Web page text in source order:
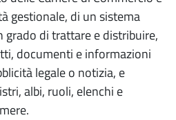
gestionale, di un sistema
di trattare e distribuire,
documenti e informazioni
legale o notizia, e
albi, ruoli, elenchi e